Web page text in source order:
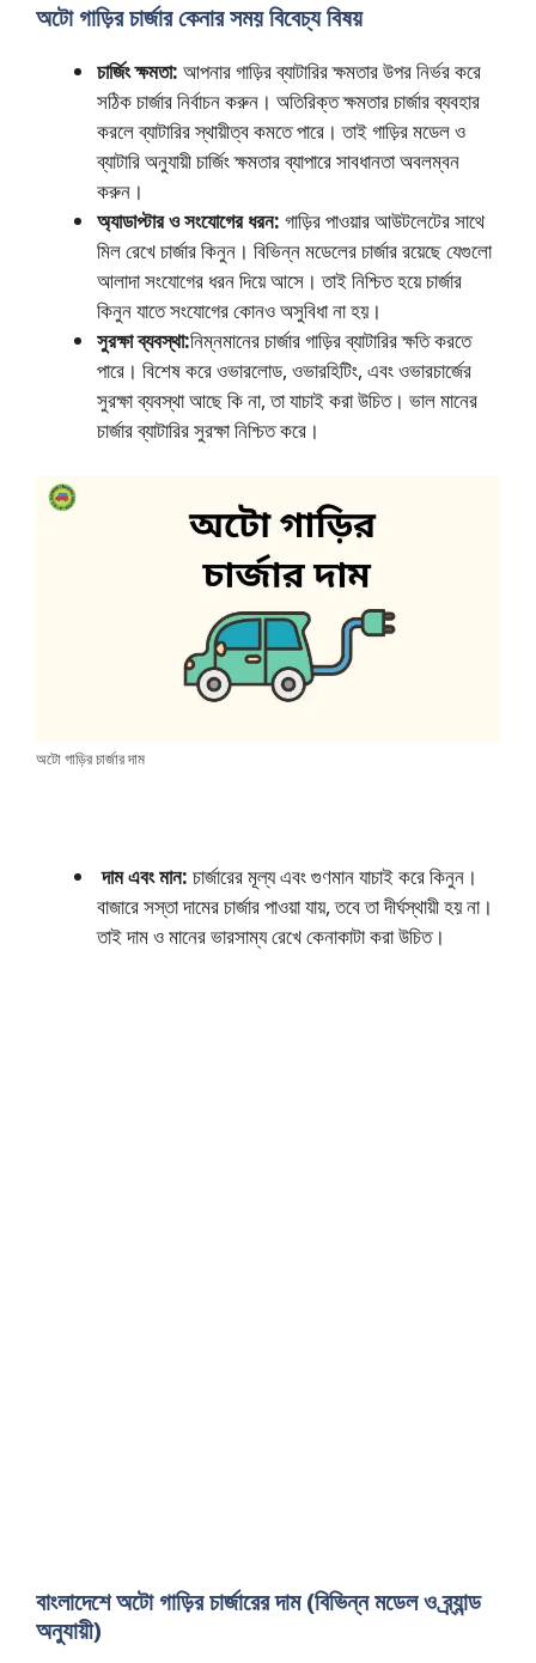
অটো গাড়ির চার্জার কেনার সময় বিবেচ্য বিষয়
চার্জিং ক্ষমতা: আপনার গাড়ির ব্যাটারির ক্ষমতার উপর নির্ভর করে
সঠিক চার্জার নির্বাচন করুন। অতিরিক্ত ক্ষমতার চার্জার ব্যবহার
করলে ব্যাটারির স্থায়ীত্ব কমতে পারে। তাই গাড়ির মডেল ও
ব্যাটারি অনুযায়ী চার্জিং ক্ষমতার ব্যাপারে সাবধানতা অবলম্বন
করুন।
অ্যাডাপ্টার ও সংযোগের ধরন: গাড়ির পাওয়ার আউটলেটের সাথে
মিল রেখে চার্জার কিনুন। বিভিন্ন মডেলের চার্জার রয়েছে যেগুলো
আলাদা সংযোগের ধরন দিয়ে আসে। তাই নিশ্চিত হয়ে চার্জার
কিনুন যাতে সংযোগের কোনও অসুবিধা না হয়।
সুরক্ষা ব্যবস্থা:নিম্নমানের চার্জার গাড়ির ব্যাটারির ক্ষতি করতে
পারে। বিশেষ করে ওভারলোড, ওভারহিটিং, এবং ওভারচার্জের
সুরক্ষা ব্যবস্থা আছে কি না, তা যাচাই করা উচিত। ভাল মানের
চার্জার ব্যাটারির সুরক্ষা নিশ্চিত করে।
অটো গাড়ির চার্জার দাম
দাম এবং মান: চার্জারের মূল্য এবং গুণমান যাচাই করে কিনুন।
বাজারে সস্তা দামের চার্জার পাওয়া যায়, তবে তা দীর্ঘস্থায়ী হয় না।
তাই দাম ও মানের ভারসাম্য রেখে কেনাকাটা করা উচিত।
বাংলাদেশে অটো গাড়ির চার্জারের দাম (বিভিন্ন মডেল ও ব্র্যান্ড
অনুযায়ী)